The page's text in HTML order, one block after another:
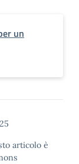
un
articolo è